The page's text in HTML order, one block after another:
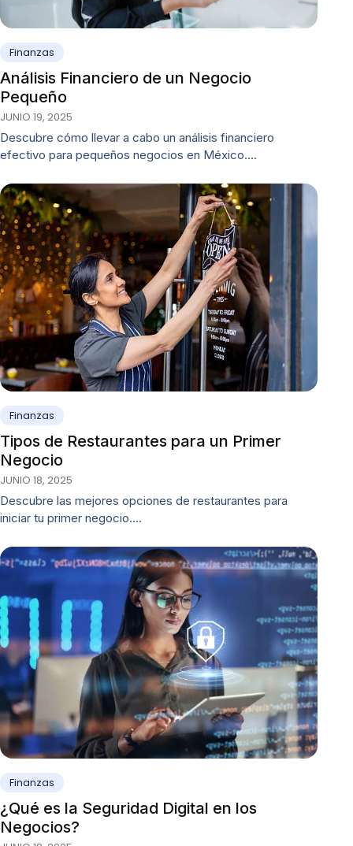
Finanzas
Análisis Financiero de un Negocio
Pequeño
JUNIO 19, 2025
Descubre cómo llevar a cabo un análisis financiero
efectivo para pequeños negocios en México.…
Finanzas
Tipos de Restaurantes para un Primer
Negocio
JUNIO 18, 2025
Descubre las mejores opciones de restaurantes para
iniciar tu primer negocio.…
Finanzas
¿Qué es la Seguridad Digital en los
Negocios?